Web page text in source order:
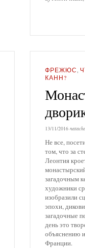
ФРЕЖЮС,
КАНН?
13/11/2016
Не все,
том, что за
Леонтия
загадочным
художники
изобразили
эпохи,
загадочные
день это
объяснению
Франции.